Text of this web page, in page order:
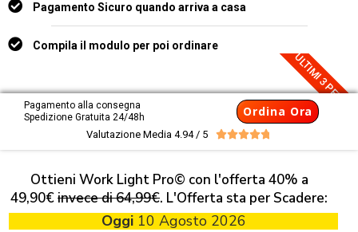
Pagamento Sicuro quando arriva a casa
Compila il modulo per poi ordinare
ULTIMI 3 PEZZI
Pagamento alla consegna
Spedizione Gratuita 24/48h
Ordina Ora
Valutazione Media 4.94 / 5 
Ottieni Work Light Pro© con l'offerta 40% a
49,90€invece di 64,99€. L'Offerta sta per Scadere:
Oggi10 Agosto 2026